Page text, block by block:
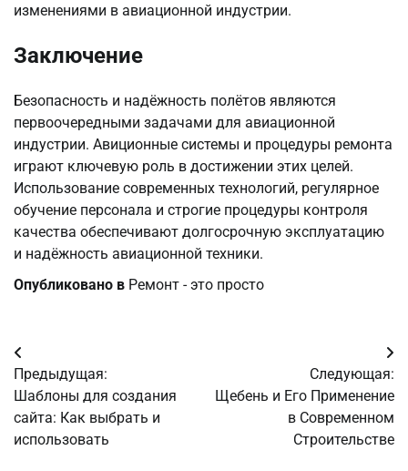
изменениями в авиационной индустрии.
Заключение
Безопасность и надёжность полётов являются
первоочередными задачами для авиационной
индустрии. Авиционные системы и процедуры ремонта
играют ключевую роль в достижении этих целей.
Использование современных технологий, регулярное
обучение персонала и строгие процедуры контроля
качества обеспечивают долгосрочную эксплуатацию
и надёжность авиационной техники.
Опубликовано в Ремонт - это просто
Навигация
по
записям
Предыдущая:
Шаблоны для создания
сайта: Как выбрать и
использовать
Следующая:
Щебень и Его Применение
в Современном
Строительстве